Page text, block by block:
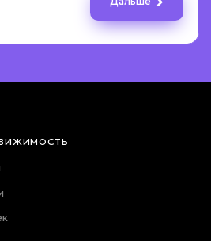
Дальше
Назад Дальше
Дальше
РАСЧЁТ
к опросу